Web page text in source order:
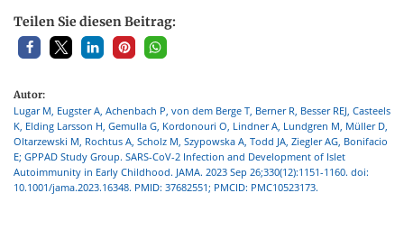
Teilen Sie diesen Beitrag:
Autor:
Lugar M, Eugster A, Achenbach P, von dem Berge T, Berner R, Besser REJ, Casteels
K, Elding Larsson H, Gemulla G, Kordonouri O, Lindner A, Lundgren M, Müller D,
Oltarzewski M, Rochtus A, Scholz M, Szypowska A, Todd JA, Ziegler AG, Bonifacio
E; GPPAD Study Group. SARS-CoV-2 Infection and Development of Islet
Autoimmunity in Early Childhood. JAMA. 2023 Sep 26;330(12):1151-1160. doi:
10.1001/jama.2023.16348. PMID: 37682551; PMCID: PMC10523173.